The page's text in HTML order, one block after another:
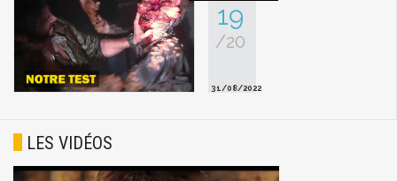
19
/20
31/08/2022
LES VIDÉOS